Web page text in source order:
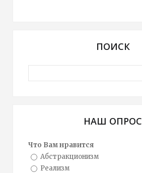
ПОИСК
НАШ ОПРОС
Что Вам нравится
Абстракционизм
Реализм